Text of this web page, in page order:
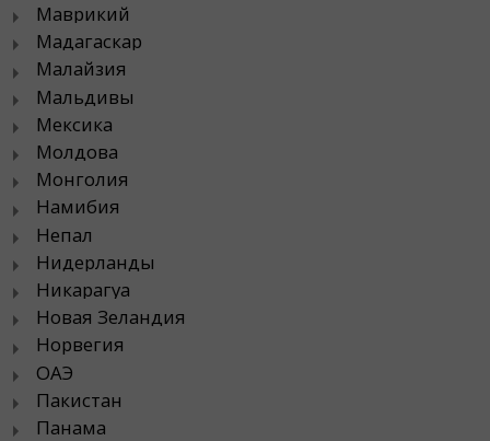
Маврикий
Мадагаскар
Малайзия
Мальдивы
Мексика
Молдова
Монголия
Намибия
Непал
Нидерланды
Никарагуа
Новая Зеландия
Норвегия
ОАЭ
Пакистан
Панама